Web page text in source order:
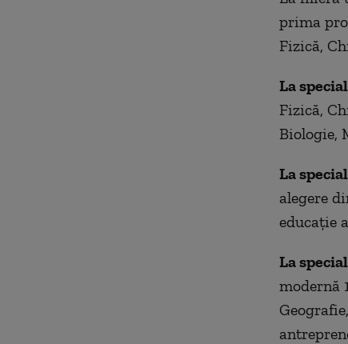
prima
Fizică,
La
Fizică,
Biologie,
La
alegere
educaţie
La
modernă